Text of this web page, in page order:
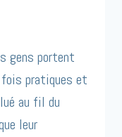
gens portent
fois pratiques et
au fil du
leur